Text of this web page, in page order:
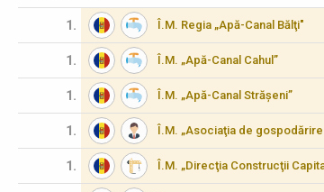
1. Î.M. Regia „Apă-Canal Bălţi"
1. Î.M. „Apă-Canal Cahul”
1. Î.M. „Apă-Canal Strășeni”
1. Î.M. „Asociaţia de
1. Î.M. „Direcţia Construcţii